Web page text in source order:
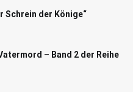
Schrein der Könige“
– Band 2 der Reihe